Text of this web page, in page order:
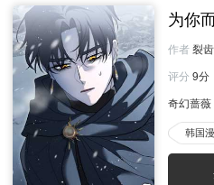
为你
作者 裂齿
评分 9分
奇幻蔷薇
韩国